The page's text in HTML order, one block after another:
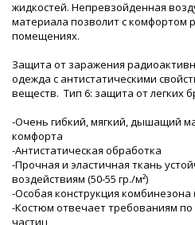
жидкостей. Непревзойденная
материала позволит с комфортом
помещениях.
Защита от заражения
одежда с антистатическими
веществ. Тип 6: защита от легких
-Очень гибкий, мягкий, дышащий
комфорта
-Антистатическая обработка
-Прочная и эластичная ткань
воздействиям (50-55 гр./м²)
-Особая конструкция комбинезона
-Костюм отвечает требованиям
частиц